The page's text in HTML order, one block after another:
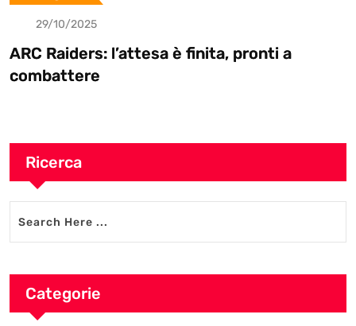
29/10/2025
ARC Raiders: l’attesa è finita, pronti a
combattere
Ricerca
Categorie